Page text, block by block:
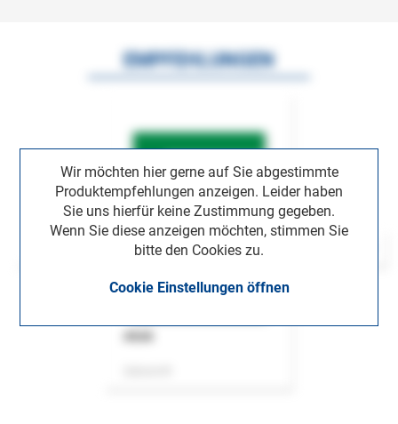
Wir möchten hier gerne auf Sie abgestimmte
Produktempfehlungen anzeigen. Leider haben
Sie uns hierfür keine Zustimmung gegeben.
Wenn Sie diese anzeigen möchten, stimmen Sie
bitte den Cookies zu.
Cookie Einstellungen öffnen
EMPFEHLUNGEN